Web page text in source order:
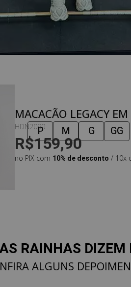
MACACÃO LEGACY
PRETA COM
WHITE
HDN2090
R$159,90
no PIX com 10% de desconto / 10x
P M G GG
RAINHAS DIZEM
ALGUNS